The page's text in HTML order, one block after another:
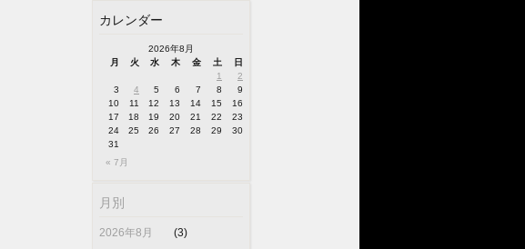
カレンダー
2026年8月
月
火 水 木 金 土 日
« 7月
1
2
3
4 5 6 7 8
9
10
11 12 13 14 15
16
17
18 19 20 21 22
23
24
25 26 27 28 29
30
31
月別
2026年8月
(3)